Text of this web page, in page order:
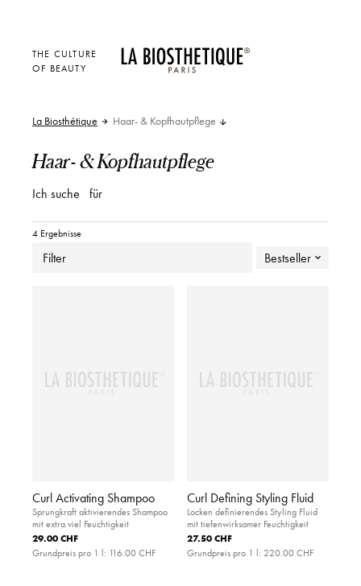
THE CULTURE
OF BEAUTY
La Biosthétique Haar- & Kopfhautpflege
Haar- & Kopfhautpflege
Ich suche für
4 Ergebnisse
Filter Bestseller
Curl Activating Shampoo
Sprungkraft aktivierendes Shampoo
mit extra viel Feuchtigkeit
29.00 CHF
Grundpreis pro 1 l: 116.00 CHF
Curl Defining Styling Fluid
Locken definierendes Styling Fluid
mit tiefenwirksamer Feuchtigkeit
27.50 CHF
Grundpreis pro 1 l: 220.00 CHF